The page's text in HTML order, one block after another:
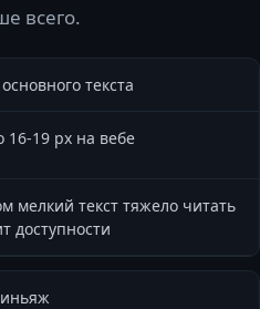
всего.
текста
19 px на вебе
мелкий текст тяжело читать
доступности